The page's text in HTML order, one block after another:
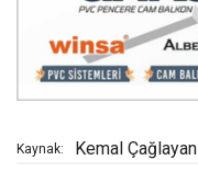
Kaynak: Kemal Çağlayan